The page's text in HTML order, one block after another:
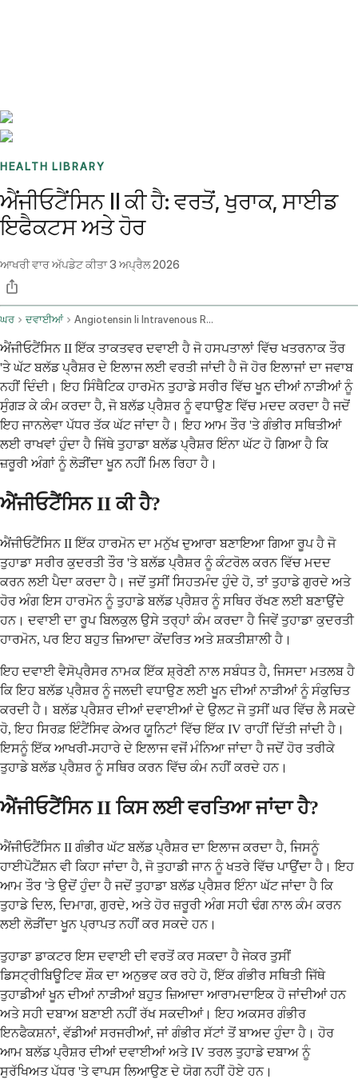
HEALTH LIBRARY
ਐਂਜੀਓਟੈਂਸਿਨ II ਕੀ ਹੈ: ਵਰਤੋਂ, ਖੁਰਾਕ, ਸਾਈਡ
ਇਫੈਕਟਸ ਅਤੇ ਹੋਰ
ਆਖਰੀ ਵਾਰ ਅੱਪਡੇਟ ਕੀਤਾ3 ਅਪ੍ਰੈਲ 2026
ਘਰ ਦਵਾਈਆਂ Angiotensin Ii Intravenous Route
ਐਂਜੀਓਟੈਂਸਿਨ II ਇੱਕ ਤਾਕਤਵਰ ਦਵਾਈ ਹੈ ਜੋ ਹਸਪਤਾਲਾਂ ਵਿੱਚ ਖਤਰਨਾਕ ਤੌਰ
'ਤੇ ਘੱਟ ਬਲੱਡ ਪ੍ਰੈਸ਼ਰ ਦੇ ਇਲਾਜ ਲਈ ਵਰਤੀ ਜਾਂਦੀ ਹੈ ਜੋ ਹੋਰ ਇਲਾਜਾਂ ਦਾ ਜਵਾਬ
ਨਹੀਂ ਦਿੰਦੀ। ਇਹ ਸਿੰਥੈਟਿਕ ਹਾਰਮੋਨ ਤੁਹਾਡੇ ਸਰੀਰ ਵਿੱਚ ਖੂਨ ਦੀਆਂ ਨਾੜੀਆਂ ਨੂੰ
ਸੁੰਗੜ ਕੇ ਕੰਮ ਕਰਦਾ ਹੈ, ਜੋ ਬਲੱਡ ਪ੍ਰੈਸ਼ਰ ਨੂੰ ਵਧਾਉਣ ਵਿੱਚ ਮਦਦ ਕਰਦਾ ਹੈ ਜਦੋਂ
ਇਹ ਜਾਨਲੇਵਾ ਪੱਧਰ ਤੱਕ ਘੱਟ ਜਾਂਦਾ ਹੈ। ਇਹ ਆਮ ਤੌਰ 'ਤੇ ਗੰਭੀਰ ਸਥਿਤੀਆਂ
ਲਈ ਰਾਖਵਾਂ ਹੁੰਦਾ ਹੈ ਜਿੱਥੇ ਤੁਹਾਡਾ ਬਲੱਡ ਪ੍ਰੈਸ਼ਰ ਇੰਨਾ ਘੱਟ ਹੋ ਗਿਆ ਹੈ ਕਿ
ਜ਼ਰੂਰੀ ਅੰਗਾਂ ਨੂੰ ਲੋੜੀਂਦਾ ਖੂਨ ਨਹੀਂ ਮਿਲ ਰਿਹਾ ਹੈ।
ਐਂਜੀਓਟੈਂਸਿਨ II ਕੀ ਹੈ?
ਐਂਜੀਓਟੈਂਸਿਨ II ਇੱਕ ਹਾਰਮੋਨ ਦਾ ਮਨੁੱਖ ਦੁਆਰਾ ਬਣਾਇਆ ਗਿਆ ਰੂਪ ਹੈ ਜੋ
ਤੁਹਾਡਾ ਸਰੀਰ ਕੁਦਰਤੀ ਤੌਰ 'ਤੇ ਬਲੱਡ ਪ੍ਰੈਸ਼ਰ ਨੂੰ ਕੰਟਰੋਲ ਕਰਨ ਵਿੱਚ ਮਦਦ
ਕਰਨ ਲਈ ਪੈਦਾ ਕਰਦਾ ਹੈ। ਜਦੋਂ ਤੁਸੀਂ ਸਿਹਤਮੰਦ ਹੁੰਦੇ ਹੋ, ਤਾਂ ਤੁਹਾਡੇ ਗੁਰਦੇ ਅਤੇ
ਹੋਰ ਅੰਗ ਇਸ ਹਾਰਮੋਨ ਨੂੰ ਤੁਹਾਡੇ ਬਲੱਡ ਪ੍ਰੈਸ਼ਰ ਨੂੰ ਸਥਿਰ ਰੱਖਣ ਲਈ ਬਣਾਉਂਦੇ
ਹਨ। ਦਵਾਈ ਦਾ ਰੂਪ ਬਿਲਕੁਲ ਉਸੇ ਤਰ੍ਹਾਂ ਕੰਮ ਕਰਦਾ ਹੈ ਜਿਵੇਂ ਤੁਹਾਡਾ ਕੁਦਰਤੀ
ਹਾਰਮੋਨ, ਪਰ ਇਹ ਬਹੁਤ ਜ਼ਿਆਦਾ ਕੇਂਦਰਿਤ ਅਤੇ ਸ਼ਕਤੀਸ਼ਾਲੀ ਹੈ।
ਇਹ ਦਵਾਈ ਵੈਸੋਪ੍ਰੈਸਰ ਨਾਮਕ ਇੱਕ ਸ਼੍ਰੇਣੀ ਨਾਲ ਸਬੰਧਤ ਹੈ, ਜਿਸਦਾ ਮਤਲਬ ਹੈ
ਕਿ ਇਹ ਬਲੱਡ ਪ੍ਰੈਸ਼ਰ ਨੂੰ ਜਲਦੀ ਵਧਾਉਣ ਲਈ ਖੂਨ ਦੀਆਂ ਨਾੜੀਆਂ ਨੂੰ ਸੰਕੁਚਿਤ
ਕਰਦੀ ਹੈ। ਬਲੱਡ ਪ੍ਰੈਸ਼ਰ ਦੀਆਂ ਦਵਾਈਆਂ ਦੇ ਉਲਟ ਜੋ ਤੁਸੀਂ ਘਰ ਵਿੱਚ ਲੈ ਸਕਦੇ
ਹੋ, ਇਹ ਸਿਰਫ਼ ਇੰਟੈਂਸਿਵ ਕੇਅਰ ਯੂਨਿਟਾਂ ਵਿੱਚ ਇੱਕ IV ਰਾਹੀਂ ਦਿੱਤੀ ਜਾਂਦੀ ਹੈ।
ਇਸਨੂੰ ਇੱਕ ਆਖਰੀ-ਸਹਾਰੇ ਦੇ ਇਲਾਜ ਵਜੋਂ ਮੰਨਿਆ ਜਾਂਦਾ ਹੈ ਜਦੋਂ ਹੋਰ ਤਰੀਕੇ
ਤੁਹਾਡੇ ਬਲੱਡ ਪ੍ਰੈਸ਼ਰ ਨੂੰ ਸਥਿਰ ਕਰਨ ਵਿੱਚ ਕੰਮ ਨਹੀਂ ਕਰਦੇ ਹਨ।
ਐਂਜੀਓਟੈਂਸਿਨ II ਕਿਸ ਲਈ ਵਰਤਿਆ ਜਾਂਦਾ ਹੈ?
ਐਂਜੀਓਟੈਂਸਿਨ II ਗੰਭੀਰ ਘੱਟ ਬਲੱਡ ਪ੍ਰੈਸ਼ਰ ਦਾ ਇਲਾਜ ਕਰਦਾ ਹੈ, ਜਿਸਨੂੰ
ਹਾਈਪੋਟੈਂਸ਼ਨ ਵੀ ਕਿਹਾ ਜਾਂਦਾ ਹੈ, ਜੋ ਤੁਹਾਡੀ ਜਾਨ ਨੂੰ ਖਤਰੇ ਵਿੱਚ ਪਾਉਂਦਾ ਹੈ। ਇਹ
ਆਮ ਤੌਰ 'ਤੇ ਉਦੋਂ ਹੁੰਦਾ ਹੈ ਜਦੋਂ ਤੁਹਾਡਾ ਬਲੱਡ ਪ੍ਰੈਸ਼ਰ ਇੰਨਾ ਘੱਟ ਜਾਂਦਾ ਹੈ ਕਿ
ਤੁਹਾਡੇ ਦਿਲ, ਦਿਮਾਗ, ਗੁਰਦੇ, ਅਤੇ ਹੋਰ ਜ਼ਰੂਰੀ ਅੰਗ ਸਹੀ ਢੰਗ ਨਾਲ ਕੰਮ ਕਰਨ
ਲਈ ਲੋੜੀਂਦਾ ਖੂਨ ਪ੍ਰਾਪਤ ਨਹੀਂ ਕਰ ਸਕਦੇ ਹਨ।
ਤੁਹਾਡਾ ਡਾਕਟਰ ਇਸ ਦਵਾਈ ਦੀ ਵਰਤੋਂ ਕਰ ਸਕਦਾ ਹੈ ਜੇਕਰ ਤੁਸੀਂ
ਡਿਸਟ੍ਰੀਬਿਊਟਿਵ ਸ਼ੌਕ ਦਾ ਅਨੁਭਵ ਕਰ ਰਹੇ ਹੋ, ਇੱਕ ਗੰਭੀਰ ਸਥਿਤੀ ਜਿੱਥੇ
ਤੁਹਾਡੀਆਂ ਖੂਨ ਦੀਆਂ ਨਾੜੀਆਂ ਬਹੁਤ ਜ਼ਿਆਦਾ ਆਰਾਮਦਾਇਕ ਹੋ ਜਾਂਦੀਆਂ ਹਨ
ਅਤੇ ਸਹੀ ਦਬਾਅ ਬਣਾਈ ਨਹੀਂ ਰੱਖ ਸਕਦੀਆਂ। ਇਹ ਅਕਸਰ ਗੰਭੀਰ
ਇਨਫੈਕਸ਼ਨਾਂ, ਵੱਡੀਆਂ ਸਰਜਰੀਆਂ, ਜਾਂ ਗੰਭੀਰ ਸੱਟਾਂ ਤੋਂ ਬਾਅਦ ਹੁੰਦਾ ਹੈ। ਹੋਰ
ਆਮ ਬਲੱਡ ਪ੍ਰੈਸ਼ਰ ਦੀਆਂ ਦਵਾਈਆਂ ਅਤੇ IV ਤਰਲ ਤੁਹਾਡੇ ਦਬਾਅ ਨੂੰ
ਸੁਰੱਖਿਅਤ ਪੱਧਰ 'ਤੇ ਵਾਪਸ ਲਿਆਉਣ ਦੇ ਯੋਗ ਨਹੀਂ ਹੋਏ ਹਨ।